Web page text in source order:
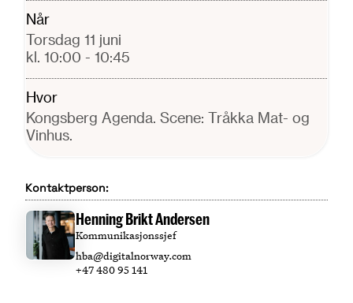
Når
torsdag 11 juni
kl. 10:00 - 10:45
Hvor
Kongsberg Agenda. Scene: Tråkka Mat- og
Vinhus.
Kontaktperson:
Henning Brikt Andersen
Kommunikasjonssjef
hba@digitalnorway.com
+47 480 95 141